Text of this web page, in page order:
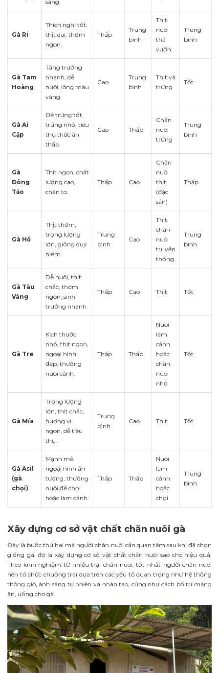
sáng.
Gà Ri
Thích nghi tốt,
thịt dai, thơm
ngon.
Thấp
Trung
bình
Thịt,
nuôi
thả
vườn
Trung
bình
Gà Tam
Hoàng
Tăng trưởng
nhanh, dễ
nuôi, lông màu
vàng.
Cao
Trung
bình
Thịt và
trứng
Tốt
Gà Ai
Cập
Đẻ trứng tốt,
trứng nhỏ, tiêu
thụ thức ăn
thấp.
Cao Thấp
Chăn
nuôi
trứng
Trung
bình
Gà
Đông
Tảo
Thịt ngon, chất
lượng cao,
chân to.
Thấp Cao
Chăn
nuôi
thịt
(đặc
sản)
Thấp
Gà Hồ
Thịt thơm,
trọng lượng
lớn, giống quý
hiếm.
Trung
bình
Cao
Thịt,
chăn
nuôi
truyền
thống
Trung
bình
Gà Tàu
Vàng
Dễ nuôi, thịt
chắc, thơm
ngon, sinh
trưởng nhanh.
Thấp Cao Thịt Tốt
Gà Tre
Kích thước
nhỏ, thịt ngon,
ngoại hình
đẹp, thường
nuôi cảnh.
Thấp Thấp
Nuôi
làm
cảnh
hoặc
chăn
nuôi
nhỏ
Tốt
Gà Mía
Trọng lượng
lớn, thịt chắc,
hương vị
ngon, dễ tiêu
thụ.
Trung
bình
Cao Thịt Tốt
Gà Asil
(gà
chọi)
Mạnh mẽ,
ngoại hình ấn
tượng, thường
nuôi để chọi
hoặc làm cảnh.
Thấp Thấp
Nuôi
làm
cảnh
hoặc
chọi
Trung
bình
Xây dựng cơ sở vật chất chăn nuôi gà
Đây là bước thứ hai mà người chăn nuôi cần quan tâm sau khi đã chọn
giống gà, đó là xây dựng cơ sở vật chất chăn nuôi sao cho hiệu quả.
Theo kinh nghiệm từ nhiều trại chăn nuôi, tốt nhất người chăn nuôi
nên tổ chức chuồng trại dựa trên các yếu tố quan trọng như hệ thống
thông gió, ánh sáng tự nhiên và nhân tạo, cũng như cách bố trí máng
ăn, uống cho gà.